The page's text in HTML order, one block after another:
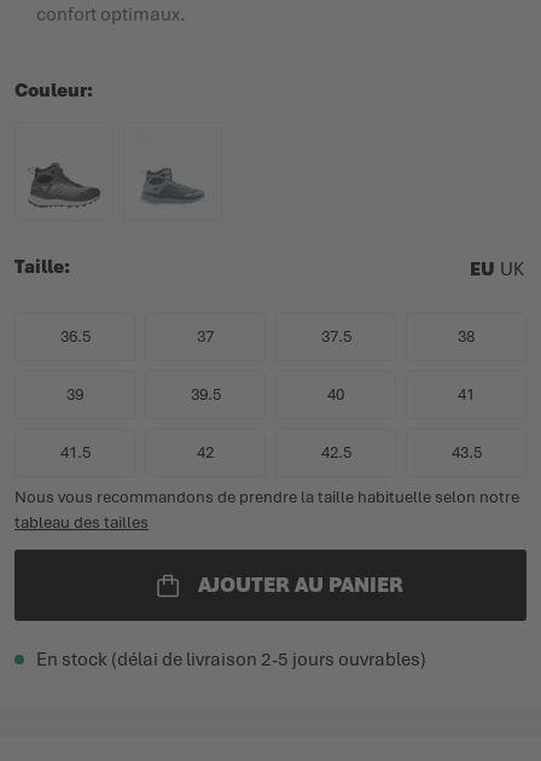
confort optimaux.
Couleur
Taille EU UK
36.5 37 37.5 38
39 39.5 40 41
41.5 42 42.5 43.5
Nous vous recommandons de prendre la taille habituelle selon notre
tableau des tailles
AJOUTER AU PANIER
En stock (délai de livraison 2-5 jours ouvrables)